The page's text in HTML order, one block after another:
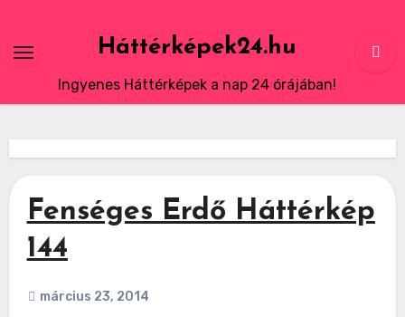
content
Háttérképek24.hu
Ingyenes Háttérképek a nap 24 órájában!
Fenséges Erdő Háttérkép
144
március 23, 2014